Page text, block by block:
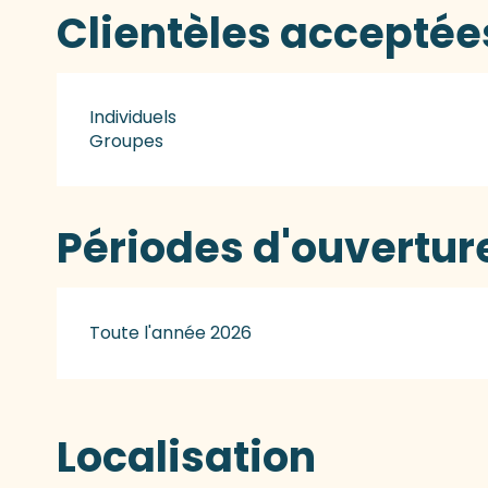
Clientèles
Individuels
Groupes
Périodes
Toute l'année 2026
Localisation